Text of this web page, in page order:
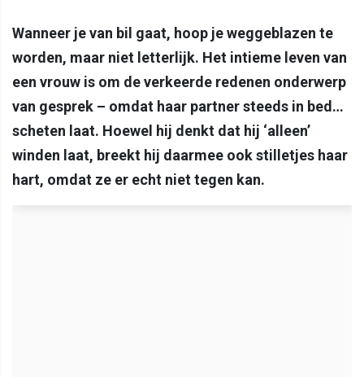
Wanneer je van bil gaat, hoop je weggeblazen te
worden, maar niet letterlijk. Het intieme leven van
een vrouw is om de verkeerde redenen onderwerp
van gesprek – omdat haar partner steeds in bed…
scheten laat. Hoewel hij denkt dat hij ‘alleen’
winden laat, breekt hij daarmee ook stilletjes haar
hart, omdat ze er echt niet tegen kan.